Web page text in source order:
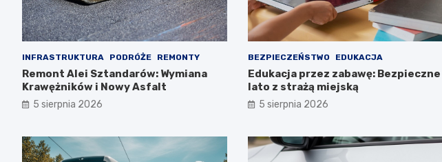
INFRASTRUKTURA PODRÓŻE REMONTY
Remont Alei Sztandarów: Wymiana
Krawężników i Nowy Asfalt
5 sierpnia 2026
BEZPIECZEŃSTWO EDUKACJA
Edukacja przez zabawę: Bezpieczne
lato z strażą miejską
5 sierpnia 2026